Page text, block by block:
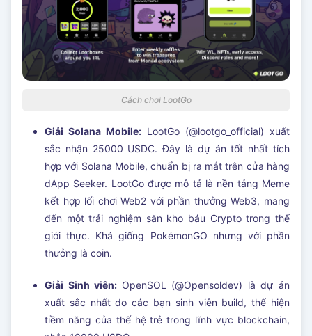
Cách chơi LootGo
Giải Solana Mobile: LootGo (@lootgo_official) xuất
sắc nhận 25000 USDC. Đây là dự án tốt nhất tích
hợp với Solana Mobile, chuẩn bị ra mắt trên cửa hàng
dApp Seeker. LootGo được mô tả là nền tảng Meme
kết hợp lối chơi Web2 với phần thưởng Web3, mang
đến một trải nghiệm săn kho báu Crypto trong thế
giới thực. Khá giống PokémonGO nhưng với phần
thưởng là coin.
Giải Sinh viên: OpenSOL (@Opensoldev) là dự án
xuất sắc nhất do các bạn sinh viên build, thể hiện
tiềm năng của thế hệ trẻ trong lĩnh vực blockchain,